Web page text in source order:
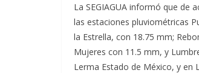
La SEGIAGUA informó que de
las estaciones pluviométricas
la Estrella, con 18.75 mm;
Mujeres con 11.5 mm, y
Lerma Estado de México, y en